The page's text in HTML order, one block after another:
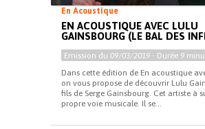
En Acoustique
EN ACOUSTIQUE AVEC LULU
GAINSBOURG (LE BAL DES
Emission du 09/03/2019 - Durée 9
Dans cette édition de En acoustique
on vous propose de découvrir Lulu
fils de Serge Gainsbourg. Cet artiste à
propre voie musicale. Il se...